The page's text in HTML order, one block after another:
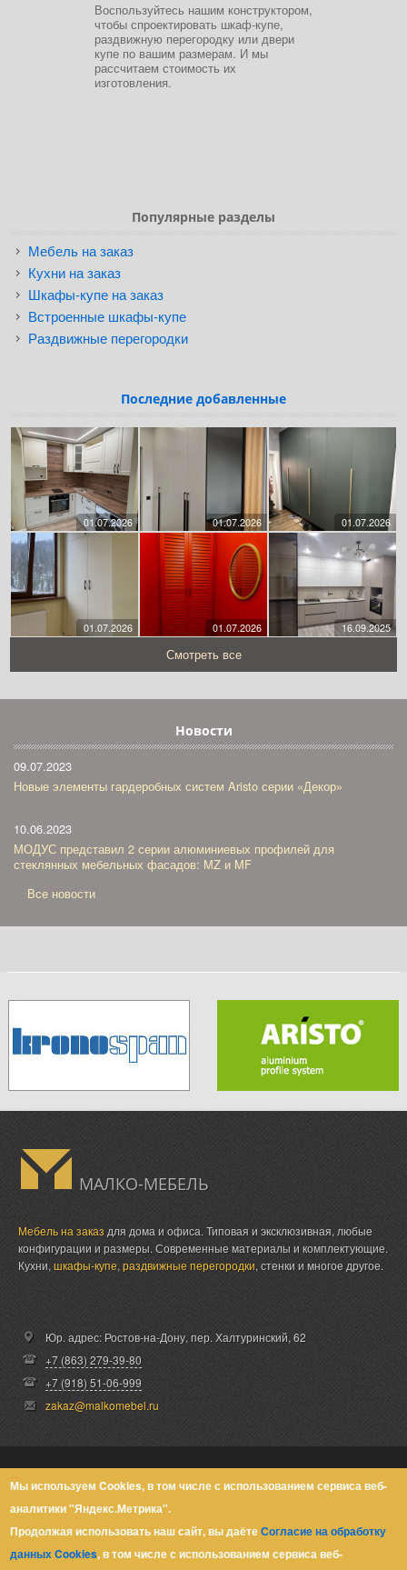
Воспользуйтесь нашим конструктором,
чтобы спроектировать шкаф-купе,
раздвижную перегородку или двери
купе по вашим размерам. И мы
рассчитаем стоимость их
изготовления.
Популярные разделы
Мебель на заказ
Кухни на заказ
Шкафы-купе на заказ
Встроенные шкафы-купе
Раздвижные перегородки
Последние добавленные
01.07.2026 01.07.2026 01.07.2026
01.07.2026 01.07.2026 16.09.2025
Смотреть все
Новости
09.07.2023
Новые элементы гардеробных систем Aristo серии «Декор»
10.06.2023
МОДУС представил 2 серии алюминиевых профилей для
стеклянных мебельных фасадов: MZ и MF
Все новости
МАЛКО-МЕБЕЛЬ
Мебель на заказ для дома и офиса. Типовая и эксклюзивная, любые
конфигурации и размеры. Современные материалы и комплектующие.
Кухни, шкафы-купе, раздвижные перегородки, стенки и многое другое.
Юр. адрес: Ростов-на-Дону, пер. Халтуринский, 62
+7 (863) 279-39-80
+7 (918) 51-06-999
zakaz@malkomebel.ru
© Малко-Мебель 2013-2026
Политика конфиденциальности
Мы используем Cookies, в том числе с использованием сервиса веб-
аналитики "Яндекс.Метрика".
Продолжая использовать наш сайт, вы даётеСогласие на обработку
данных Cookies, в том числе с использованием сервиса веб-